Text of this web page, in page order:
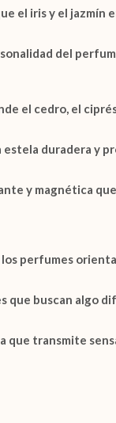
el irisy el jazmín
del
el cedro , el
estela duradera y
y magnética
perfumes
que buscan algo
que transmite